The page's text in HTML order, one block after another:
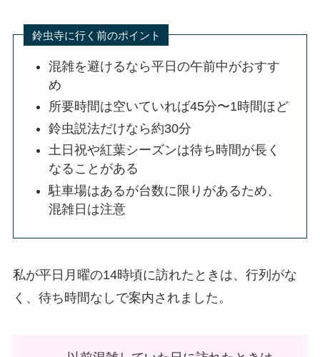
鈴虫寺に行く前のポイント
混雑を避けるなら平日の午前中がおすす
め
所要時間は空いていれば45分〜1時間ほど
鈴虫説法だけなら約30分
土日祝や紅葉シーズンは待ち時間が長く
なることがある
駐車場はあるが台数に限りがあるため、
混雑日は注意
私が平日月曜の14時頃に訪れたときは、行列がな
く、待ち時間なしで案内されました。